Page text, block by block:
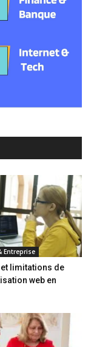
Entreprise
limitations de
web en